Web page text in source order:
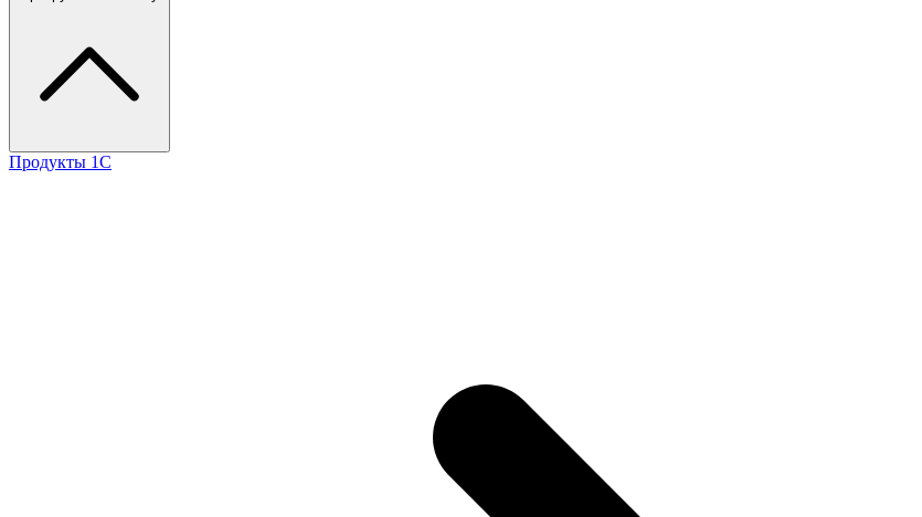
Продукты 1С